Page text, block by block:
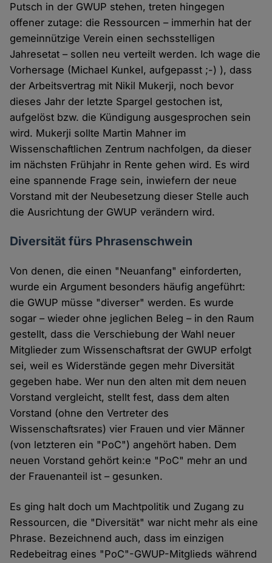
Putsch in der GWUP stehen, treten hingegen
offener zutage: die Ressourcen – immerhin hat der
gemeinnützige Verein einen sechsstelligen
Jahresetat – sollen neu verteilt werden. Ich wage die
Vorhersage (Michael Kunkel, aufgepasst ;-) ), dass
der Arbeitsvertrag mit Nikil Mukerji, noch bevor
dieses Jahr der letzte Spargel gestochen ist,
aufgelöst bzw. die Kündigung ausgesprochen sein
wird. Mukerji sollte Martin Mahner im
Wissenschaftlichen Zentrum nachfolgen, da dieser
im nächsten Frühjahr in Rente gehen wird. Es wird
eine spannende Frage sein, inwiefern der neue
Vorstand mit der Neubesetzung dieser Stelle auch
die Ausrichtung der GWUP verändern wird.
Diversität fürs Phrasenschwein
Von denen, die einen "Neuanfang" einforderten,
wurde ein Argument besonders häufig angeführt:
die GWUP müsse "diverser" werden. Es wurde
sogar – wieder ohne jeglichen Beleg – in den Raum
gestellt, dass die Verschiebung der Wahl neuer
Mitglieder zum Wissenschaftsrat der GWUP erfolgt
sei, weil es Widerstände gegen mehr Diversität
gegeben habe. Wer nun den alten mit dem neuen
Vorstand vergleicht, stellt fest, dass dem alten
Vorstand (ohne den Vertreter des
Wissenschaftsrates) vier Frauen und vier Männer
(von letzteren ein "PoC") angehört haben. Dem
neuen Vorstand gehört kein:e "PoC" mehr an und
der Frauenanteil ist – gesunken.
Es ging halt doch um Machtpolitik und Zugang zu
Ressourcen, die "Diversität" war nicht mehr als eine
Phrase. Bezeichnend auch, dass im einzigen
Redebeitrag eines "PoC"-GWUP-Mitglieds während